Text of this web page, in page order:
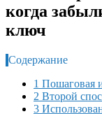
когда
ключ
Содержание
1 Пошаговая
2 Второй
3